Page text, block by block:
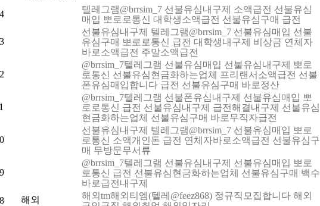
텔레그램@brrsim_7 선불유심내구제 소액급전 선불유심
매입 뽀로로통신 대학생소액급전 선불유심구매 급전
선불유심내구제 텔레그램@brrsim_7 선불유심매입 선불
유심구매 뽀로로통신 급전 대학생내구제 비상금 연체자
바로소액급전 주말소액급전
@brrsim_7텔레그램 선불유심매입 선불유심내구제 뽀로
로통신 선불유심현금화하는업체 프리랜서소액급전 선불
폰유심매입합니다 급전 선불유심구매 바로정산
@brrsim_7텔레그램 선불폰유심내구제 선불유심매입 뽀
로로통신 급전 선불유심내구제 급전해결내구제 선불유심
현금화하는업체 선불유심구매 바로무직자급전
선불유심내구제 텔레그램@brrsim_7 선불유심매입 뽀로
로통신 소액개인돈 급전 연체자바로소액급전 선불유심구
매 무방문무서류
@brrsim_7텔레그램 선불유심내구제 선불유심매입 뽀로
로통신 급전 선불유심현금화하는업체 선불유심구매 백수
바로급전내구제
해외
해외tm해외티엠(텔레@feez868) 정규직모집합니다 해외